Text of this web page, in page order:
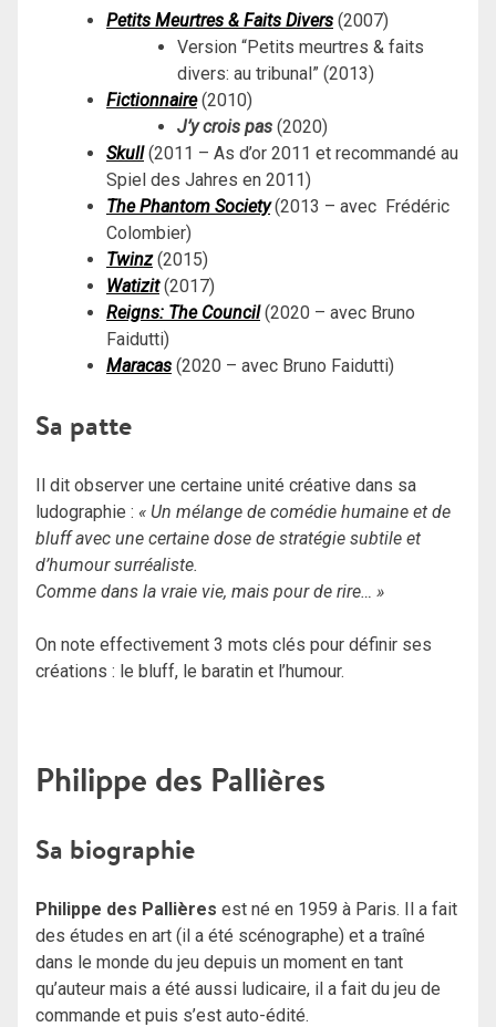
Petits Meurtres & Faits Divers (2007)
Version “Petits meurtres & faits
divers: au tribunal” (2013)
Fictionnaire(2010)
J’y crois pas (2020)
Skull(2011 – As d’or 2011 et recommandé au
Spiel des Jahres en 2011)
The Phantom Society(2013 – avec Frédéric
Colombier)
Twinz(2015)
Watizit(2017)
Reigns: The Council(2020 – avec Bruno
Faidutti)
Maracas (2020 – avec Bruno Faidutti)
Sa patte
Il dit observer une certaine unité créative dans sa
ludographie : « Un mélange de comédie humaine et de
bluff avec une certaine dose de stratégie subtile et
d’humour surréaliste.
Comme dans la vraie vie, mais pour de rire… »
On note effectivement 3 mots clés pour définir ses
créations : le bluff, le baratin et l’humour.
Philippe des Pallières
Sa biographie
Philippe des Pallières est né en 1959 à Paris. Il a fait
des études en art (il a été scénographe) et a traîné
dans le monde du jeu depuis un moment en tant
qu’auteur mais a été aussi ludicaire, il a fait du jeu de
commande et puis s’est auto-édité.